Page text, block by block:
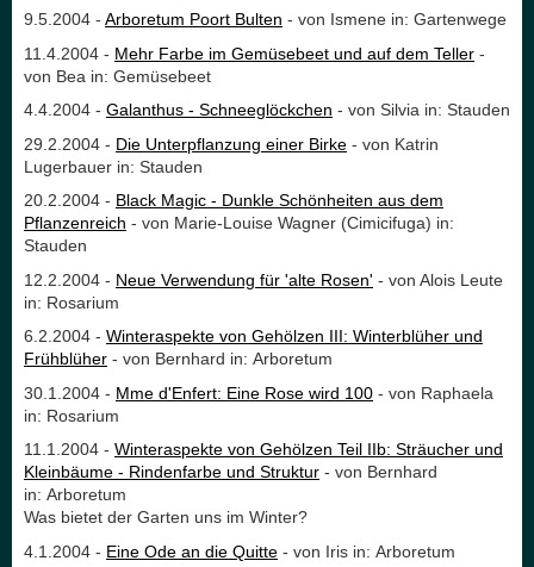
9.5.2004 - Arboretum Poort Bulten - von Ismene in: Gartenwege
11.4.2004 - Mehr Farbe im Gemüsebeet und auf dem Teller -
von Bea in: Gemüsebeet
4.4.2004 - Galanthus - Schneeglöckchen - von Silvia in: Stauden
29.2.2004 - Die Unterpflanzung einer Birke - von Katrin
Lugerbauer in: Stauden
20.2.2004 - Black Magic - Dunkle Schönheiten aus dem
Pflanzenreich - von Marie-Louise Wagner (Cimicifuga) in:
Stauden
12.2.2004 - Neue Verwendung für 'alte Rosen' - von Alois Leute
in: Rosarium
6.2.2004 - Winteraspekte von Gehölzen III: Winterblüher und
Frühblüher - von Bernhard in: Arboretum
30.1.2004 - Mme d'Enfert: Eine Rose wird 100 - von Raphaela
in: Rosarium
11.1.2004 - Winteraspekte von Gehölzen Teil IIb: Sträucher und
Kleinbäume - Rindenfarbe und Struktur - von Bernhard
in: Arboretum
Was bietet der Garten uns im Winter?
4.1.2004 - Eine Ode an die Quitte - von Iris in: Arboretum